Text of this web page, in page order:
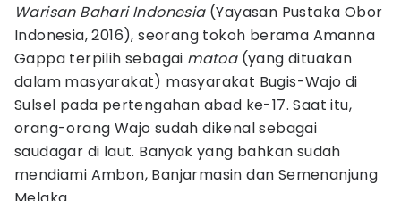
Warisan Bahari Indonesia(Yayasan Pustaka Obor
Indonesia, 2016), seorang tokoh berama Amanna
Gappa terpilih sebagai matoa(yang dituakan
dalam masyarakat) masyarakat Bugis-Wajo di
Sulsel pada pertengahan abad ke-17. Saat itu,
orang-orang Wajo sudah dikenal sebagai
saudagar di laut. Banyak yang bahkan sudah
mendiami Ambon, Banjarmasin dan Semenanjung